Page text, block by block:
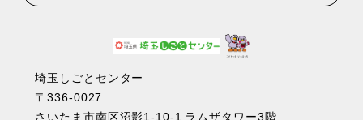
埼玉しごとセンター
〒336-0027
さいたま市南区沼影1-10-1 ラムザタワー3階